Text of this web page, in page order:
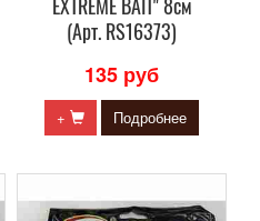
(Арт. RS16373)
135 руб
+ Подробнее